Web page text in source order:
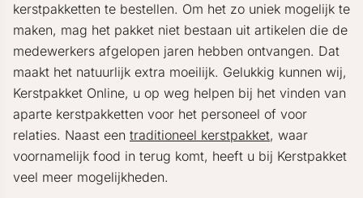
kerstpakketten te bestellen. Om het zo uniek mogelijk te
maken, mag het pakket niet bestaan uit artikelen die de
medewerkers afgelopen jaren hebben ontvangen. Dat
maakt het natuurlijk extra moeilijk. Gelukkig kunnen wij,
Kerstpakket Online, u op weg helpen bij het vinden van
aparte kerstpakketten voor het personeel of voor
relaties. Naast een traditioneel kerstpakket, waar
voornamelijk food in terug komt, heeft u bij Kerstpakket
veel meer mogelijkheden.